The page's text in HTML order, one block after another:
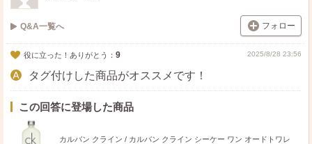
Q&A一覧へ フォロー
役に立った！ありがとう： 9 2025/8/28 23:56
タグ付けした商品がオススメです！
この回答に登場した商品
カルバン クライン / カルバン クライン シーケー ワン オードトワレ